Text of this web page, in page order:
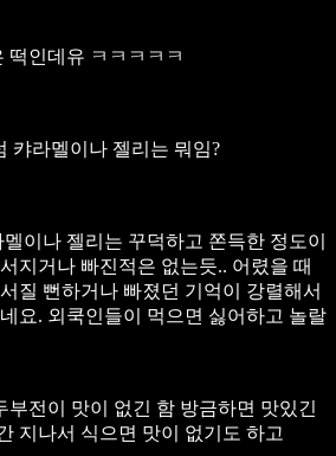
떡인데유 ㅋㅋㅋㅋㅋ
캬라멜이나 젤리는 뭐임?
멜이나 젤리는 꾸덕하고 쫀득한 정도이
지거나 빠진적은 없는듯.. 어렸을 때
질 뻔하거나 빠졌던 기억이 강렬해서
요. 외쿡인들이 먹으면 싫어하고 놀랄
부전이 맛이 없긴 함 방금하면 맛있긴
지나서 식으면 맛이 없기도 하고